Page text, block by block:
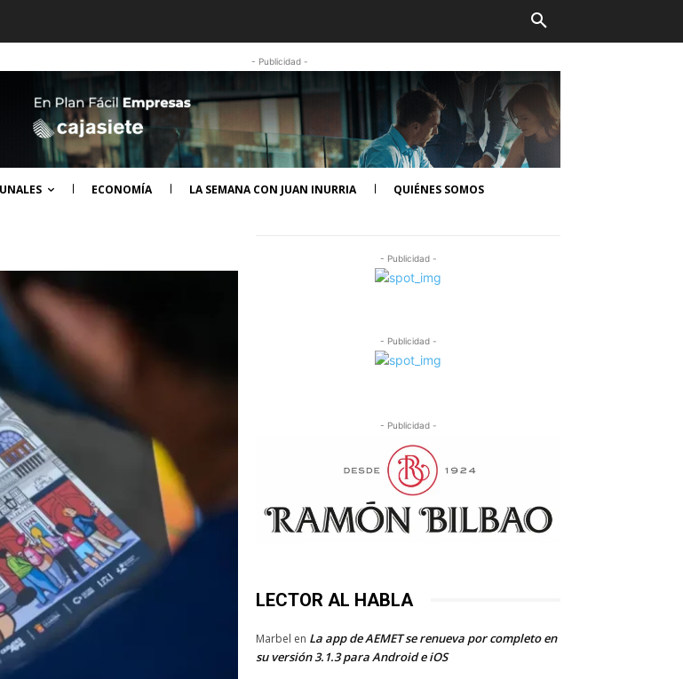
- Publicidad -
ECONOMÍA LA SEMANA CON JUAN INURRIA QUIÉNES SOMOS
- Publicidad -
- Publicidad -
- Publicidad -
LECTOR AL HABLA
Marbel en La app de AEMET se renueva por completo en
su versión 3.1.3 para Android e iOS